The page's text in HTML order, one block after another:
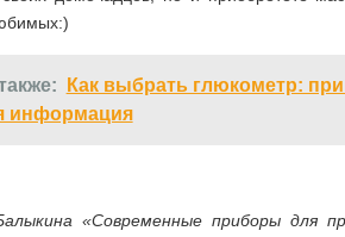
Как выбрать глюкометр:
информация
«Современные приборы для